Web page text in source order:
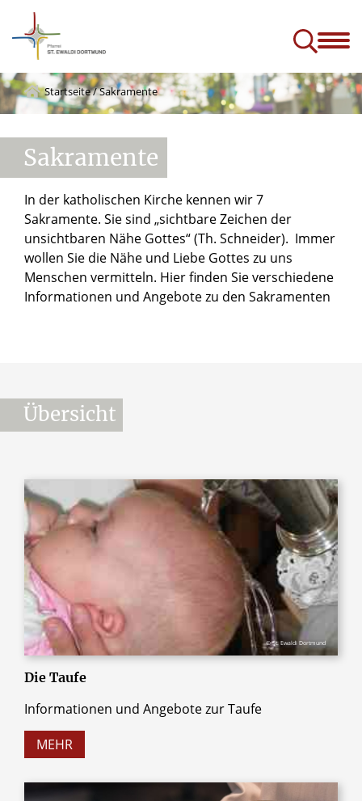
Startseite/Sakramente
Sakramente
In der katholischen Kirche kennen wir 7
Sakramente. Sie sind „sichtbare Zeichen der
unsichtbaren Nähe Gottes“ (Th. Schneider). Immer
wollen Sie die Nähe und Liebe Gottes zu uns
Menschen vermitteln. Hier finden Sie verschiedene
Informationen und Angebote zu den Sakramenten
Übersicht
© St. Ewaldi Dortmund
Die Taufe
Informationen und Angebote zur Taufe
MEHR